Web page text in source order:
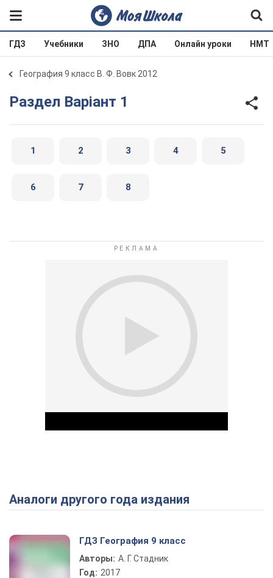
ГДЗ Учебники ЗНО ДПА Онлайн уроки НМТ
География 9 класс В. Ф. Вовк 2012
Раздел Варіант 1
1 2 3 4 5
6 7 8
Play Video
Аналоги другого года издания
ГДЗ География 9 класс
Авторы: А. Г. Стадник
Год: 2017